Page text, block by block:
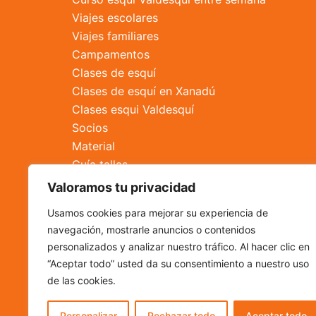
Valoramos tu privacidad
Usamos cookies para mejorar su experiencia de
navegación, mostrarle anuncios o contenidos
personalizados y analizar nuestro tráfico. Al hacer clic en
“Aceptar todo” usted da su consentimiento a nuestro uso
de las cookies.
Viajes escolares
Viajes familiares
Campamentos
Clases de esquí
Clases de esquí en Xanadú
Clases esqui Valdesquí
Socios
Material
Guía tallas
Reparación de esquís
Tienda
Contacto